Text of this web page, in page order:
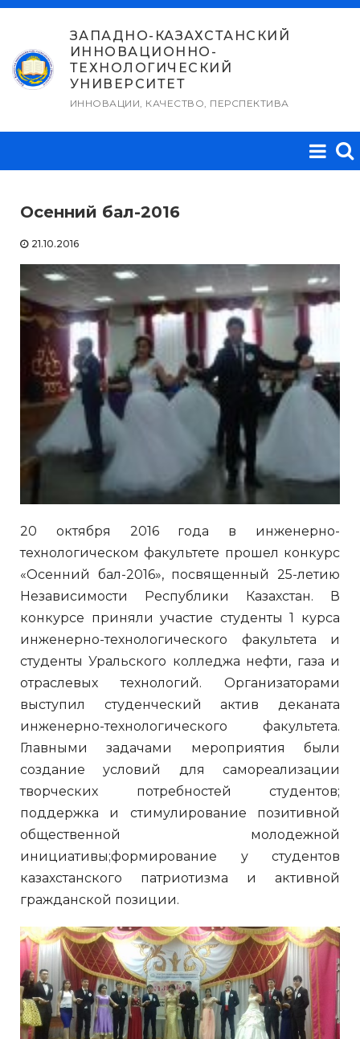
Перейти
содержимому
ЗАПАДНО-КАЗАХСТАНСКИЙ
ИННОВАЦИОННО-
ТЕХНОЛОГИЧЕСКИЙ
УНИВЕРСИТЕТ
ИННОВАЦИИ, КАЧЕСТВО, ПЕРСПЕКТИВА
Осенний бал-2016
21.10.2016
20 октября 2016 года в инженерно-
технологическом факультете прошел конкурс
«Осенний бал-2016», посвященный 25-летию
Независимости Республики Казахстан. В
конкурсе приняли участие студенты 1 курса
инженерно-технологического факультета и
студенты Уральского колледжа нефти, газа и
отраслевых технологий. Организаторами
выступил студенческий актив деканата
инженерно-технологического факультета.
Главными задачами мероприятия были
создание условий для самореализации
творческих потребностей студентов;
поддержка и стимулирование позитивной
общественной молодежной
инициативы;формирование у студентов
казахстанского патриотизма и активной
гражданской позиции.